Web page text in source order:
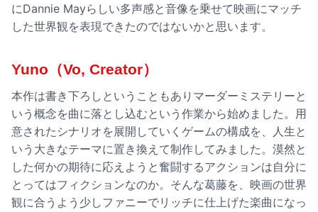
にDannie Mayらしい多声感と音像を乗せて映画にマッチ
した世界観を表現できたのではないかと思います。
Yuno（Vo, Creator）
本作は書き下ろしということもありマーダーミステリーと
いう概念を曲に落とし込むという作業から始めました。用
意されたシナリオを展開していくゲームの構成を、人生と
いう大きなテーマに置き換えて制作してみました。漠然と
した何かの期待に応えようと奮闘するアクションは自分に
とってはフィクションなのか。そんな葛藤を、映画の世界
観に合うよう少しファニーでリッチに仕上げた楽曲になっ